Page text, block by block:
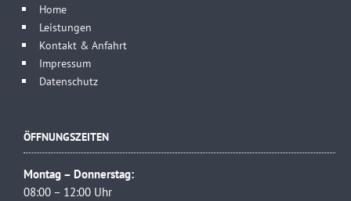
Home
Leistungen
Kontakt & Anfahrt
Impressum
Datenschutz
ÖFFNUNGSZEITEN
Montag – Donnerstag:
08:00 – 12:00 Uhr